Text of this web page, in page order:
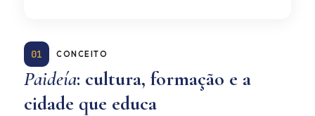
01 CONCEITO
Paideía: cultura, formação e a
cidade que educa